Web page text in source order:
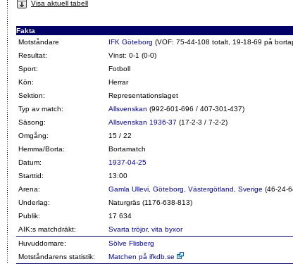
Visa aktuell tabell
Fakta
Motståndare
IFK Göteborg (VOF: 75-44-108 totalt, 19-18-69 på
Resultat:
Vinst: 0-1 (0-0)
Sport:
Fotboll
Kön:
Herrar
Sektion:
Representationslaget
Typ av match:
Allsvenskan (992-601-696 / 407-301-437)
Säsong:
Allsvenskan 1936-37 (17-2-3 / 7-2-2)
Omgång:
15 / 22
Hemma/Borta:
Bortamatch
Datum:
1937-04-25
Starttid:
13:00
Arena:
Gamla Ullevi, Göteborg, Västergötland, Sverige (46-24-
Underlag:
Naturgräs (1176-638-813)
Publik:
17 634
AIK:s matchdräkt:
Svarta tröjor, vita byxor
Huvuddomare:
Sölve Flisberg
Motståndarens statistik:
Matchen på ifkdb.se